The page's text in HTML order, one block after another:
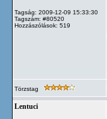
Tagság: 2009-12-09 15:33:30
Tagszám: #80520
Hozzászólások: 519
Törzstag
Lentuci